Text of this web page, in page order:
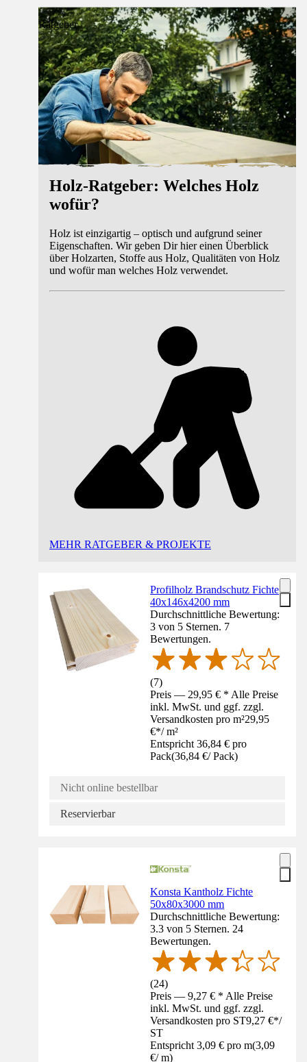
Ratgeber
Holz-Ratgeber: Welches Holz
wofür?
Holz ist einzigartig – optisch und aufgrund seiner
Eigenschaften. Wir geben Dir hier einen Überblick
über Holzarten, Stoffe aus Holz, Qualitäten von Holz
und wofür man welches Holz verwendet.
MEHR RATGEBER & PROJEKTE
Profilholz Brandschutz Fichte
40x146x4200 mm
Durchschnittliche Bewertung:
3 von 5 Sternen. 7
Bewertungen.
(7)
Preis — 29,95 € * Alle Preise
inkl. MwSt. und ggf. zzgl.
Versandkosten pro m²29,95
€*/ m²
Entspricht 36,84 € pro
Pack(36,84 €/ Pack)
Nicht online bestellbar
Reservierbar
Konsta Kantholz Fichte
50x80x3000 mm
Durchschnittliche Bewertung:
3.3 von 5 Sternen. 24
Bewertungen.
(24)
Preis — 9,27 € * Alle Preise
inkl. MwSt. und ggf. zzgl.
Versandkosten pro ST9,27 €*/
ST
Entspricht 3,09 € pro m(3,09
€/ m)